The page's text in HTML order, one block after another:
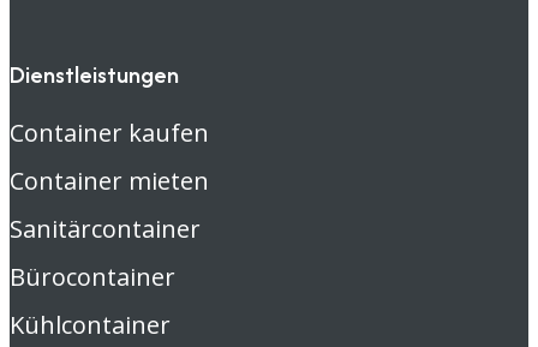
Dienstleistungen
Container kaufen
Container mieten
Sanitärcontainer
Bürocontainer
Kühlcontainer